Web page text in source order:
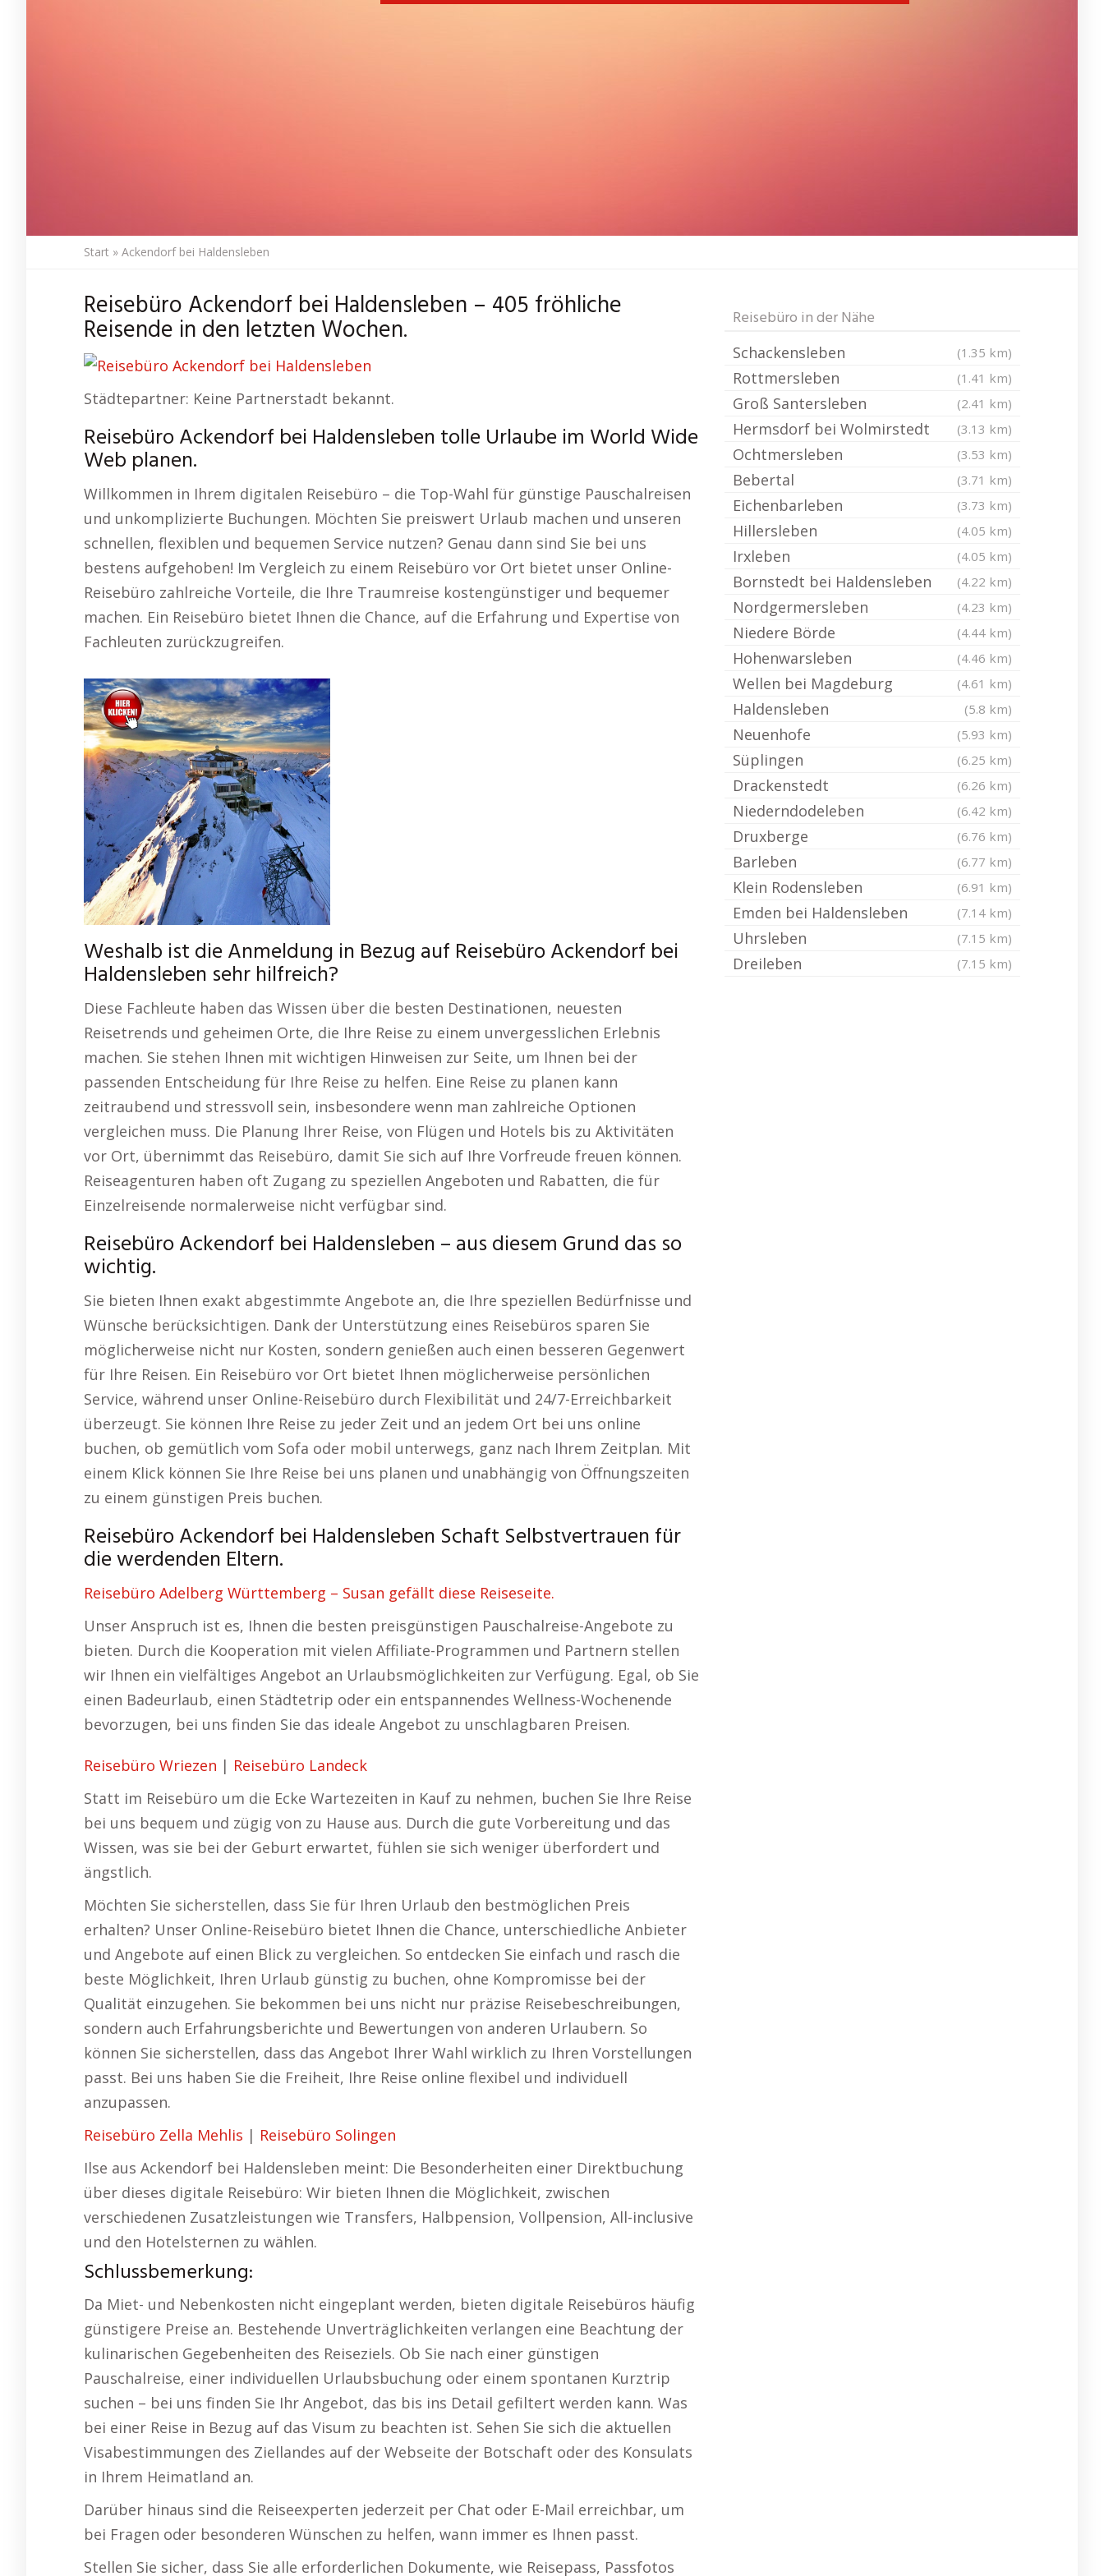
Start » Ackendorf bei Haldensleben
Reisebüro Ackendorf bei Haldensleben – 405 fröhliche
Reisende in den letzten Wochen.
Städtepartner: Keine Partnerstadt bekannt.
Reisebüro Ackendorf bei Haldensleben tolle Urlaube im World Wide
Web planen.
Willkommen in Ihrem digitalen Reisebüro – die Top-Wahl für günstige Pauschalreisen
und unkomplizierte Buchungen. Möchten Sie preiswert Urlaub machen und unseren
schnellen, flexiblen und bequemen Service nutzen? Genau dann sind Sie bei uns
bestens aufgehoben! Im Vergleich zu einem Reisebüro vor Ort bietet unser Online-
Reisebüro zahlreiche Vorteile, die Ihre Traumreise kostengünstiger und bequemer
machen. Ein Reisebüro bietet Ihnen die Chance, auf die Erfahrung und Expertise von
Fachleuten zurückzugreifen.
Weshalb ist die Anmeldung in Bezug auf Reisebüro Ackendorf bei
Haldensleben sehr hilfreich?
Diese Fachleute haben das Wissen über die besten Destinationen, neuesten
Reisetrends und geheimen Orte, die Ihre Reise zu einem unvergesslichen Erlebnis
machen. Sie stehen Ihnen mit wichtigen Hinweisen zur Seite, um Ihnen bei der
passenden Entscheidung für Ihre Reise zu helfen. Eine Reise zu planen kann
zeitraubend und stressvoll sein, insbesondere wenn man zahlreiche Optionen
vergleichen muss. Die Planung Ihrer Reise, von Flügen und Hotels bis zu Aktivitäten
vor Ort, übernimmt das Reisebüro, damit Sie sich auf Ihre Vorfreude freuen können.
Reiseagenturen haben oft Zugang zu speziellen Angeboten und Rabatten, die für
Einzelreisende normalerweise nicht verfügbar sind.
Reisebüro Ackendorf bei Haldensleben – aus diesem Grund das so
wichtig.
Sie bieten Ihnen exakt abgestimmte Angebote an, die Ihre speziellen Bedürfnisse und
Wünsche berücksichtigen. Dank der Unterstützung eines Reisebüros sparen Sie
möglicherweise nicht nur Kosten, sondern genießen auch einen besseren Gegenwert
für Ihre Reisen. Ein Reisebüro vor Ort bietet Ihnen möglicherweise persönlichen
Service, während unser Online-Reisebüro durch Flexibilität und 24/7-Erreichbarkeit
überzeugt. Sie können Ihre Reise zu jeder Zeit und an jedem Ort bei uns online
buchen, ob gemütlich vom Sofa oder mobil unterwegs, ganz nach Ihrem Zeitplan. Mit
einem Klick können Sie Ihre Reise bei uns planen und unabhängig von Öffnungszeiten
zu einem günstigen Preis buchen.
Reisebüro Ackendorf bei Haldensleben Schaft Selbstvertrauen für
die werdenden Eltern.
Reisebüro Adelberg Württemberg – Susan gefällt diese Reiseseite.
Unser Anspruch ist es, Ihnen die besten preisgünstigen Pauschalreise-Angebote zu
bieten. Durch die Kooperation mit vielen Affiliate-Programmen und Partnern stellen
wir Ihnen ein vielfältiges Angebot an Urlaubsmöglichkeiten zur Verfügung. Egal, ob Sie
einen Badeurlaub, einen Städtetrip oder ein entspannendes Wellness-Wochenende
bevorzugen, bei uns finden Sie das ideale Angebot zu unschlagbaren Preisen.
Reisebüro Wriezen | Reisebüro Landeck
Statt im Reisebüro um die Ecke Wartezeiten in Kauf zu nehmen, buchen Sie Ihre Reise
bei uns bequem und zügig von zu Hause aus. Durch die gute Vorbereitung und das
Wissen, was sie bei der Geburt erwartet, fühlen sie sich weniger überfordert und
ängstlich.
Möchten Sie sicherstellen, dass Sie für Ihren Urlaub den bestmöglichen Preis
erhalten? Unser Online-Reisebüro bietet Ihnen die Chance, unterschiedliche Anbieter
und Angebote auf einen Blick zu vergleichen. So entdecken Sie einfach und rasch die
beste Möglichkeit, Ihren Urlaub günstig zu buchen, ohne Kompromisse bei der
Qualität einzugehen. Sie bekommen bei uns nicht nur präzise Reisebeschreibungen,
sondern auch Erfahrungsberichte und Bewertungen von anderen Urlaubern. So
können Sie sicherstellen, dass das Angebot Ihrer Wahl wirklich zu Ihren Vorstellungen
passt. Bei uns haben Sie die Freiheit, Ihre Reise online flexibel und individuell
anzupassen.
Reisebüro Zella Mehlis | Reisebüro Solingen
Ilse aus Ackendorf bei Haldensleben meint: Die Besonderheiten einer Direktbuchung
über dieses digitale Reisebüro: Wir bieten Ihnen die Möglichkeit, zwischen
verschiedenen Zusatzleistungen wie Transfers, Halbpension, Vollpension, All-inclusive
und den Hotelsternen zu wählen.
Schlussbemerkung:
Da Miet- und Nebenkosten nicht eingeplant werden, bieten digitale Reisebüros häufig
günstigere Preise an. Bestehende Unverträglichkeiten verlangen eine Beachtung der
kulinarischen Gegebenheiten des Reiseziels. Ob Sie nach einer günstigen
Pauschalreise, einer individuellen Urlaubsbuchung oder einem spontanen Kurztrip
suchen – bei uns finden Sie Ihr Angebot, das bis ins Detail gefiltert werden kann. Was
bei einer Reise in Bezug auf das Visum zu beachten ist. Sehen Sie sich die aktuellen
Visabestimmungen des Ziellandes auf der Webseite der Botschaft oder des Konsulats
in Ihrem Heimatland an.
Darüber hinaus sind die Reiseexperten jederzeit per Chat oder E-Mail erreichbar, um
bei Fragen oder besonderen Wünschen zu helfen, wann immer es Ihnen passt.
Stellen Sie sicher, dass Sie alle erforderlichen Dokumente, wie Reisepass, Passfotos
Reisebüro in der Nähe
Schackensleben (1.35 km)
Rottmersleben (1.41 km)
Groß Santersleben (2.41 km)
Hermsdorf bei Wolmirstedt (3.13 km)
Ochtmersleben (3.53 km)
Bebertal (3.71 km)
Eichenbarleben (3.73 km)
Hillersleben (4.05 km)
Irxleben (4.05 km)
Bornstedt bei Haldensleben (4.22 km)
Nordgermersleben (4.23 km)
Niedere Börde (4.44 km)
Hohenwarsleben (4.46 km)
Wellen bei Magdeburg (4.61 km)
Haldensleben (5.8 km)
Neuenhofe (5.93 km)
Süplingen (6.25 km)
Drackenstedt (6.26 km)
Niederndodeleben (6.42 km)
Druxberge (6.76 km)
Barleben (6.77 km)
Klein Rodensleben (6.91 km)
Emden bei Haldensleben (7.14 km)
Uhrsleben (7.15 km)
Dreileben (7.15 km)